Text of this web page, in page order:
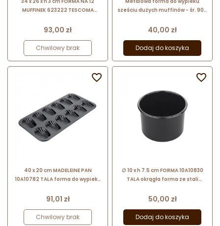
MUFFINEK 623222 TESCOMA
babeczek o średnicy 7 cm
Cena
93,00 zł
Chwilowy brak
sześciu dużych muffinów - śr. 90 x
Wilton
Cena
40,00 zł
Dodaj do koszyka
40 x 20 cm MADELEINE PAN
10A10782 TALA forma do wypieku
węglowej
Cena
91,01 zł
Chwilowy brak

∅ 10 x h 7.5 cm FORMA 10A10830
TALA okrągła forma ze stali
zabezpieczającą
Cena
50,00 zł
Dodaj do koszyka
